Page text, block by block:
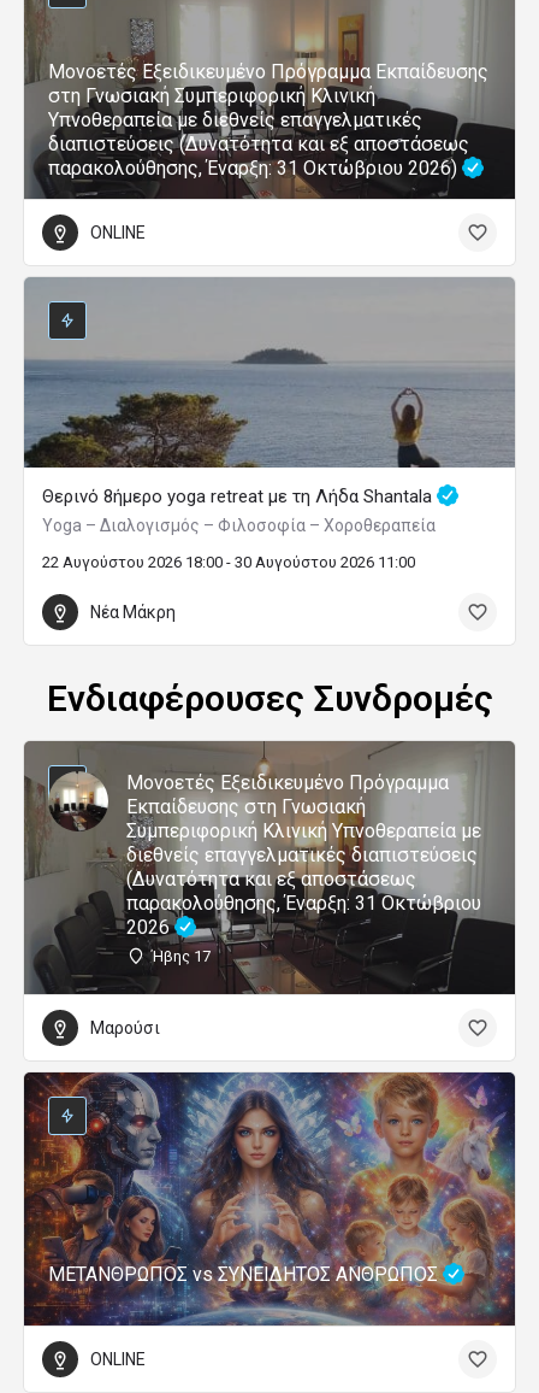
Μονοετές Εξειδικευμένο Πρόγραμμα Εκπαίδευσης
στη Γνωσιακή Συμπεριφορική Κλινική
Υπνοθεραπεία με διεθνείς επαγγελματικές
διαπιστεύσεις (Δυνατότητα και εξ αποστάσεως
παρακολούθησης, Έναρξη: 31 Οκτώβριου 2026)
ONLINE
Θερινό 8ήμερο yoga retreat με τη Λήδα Shantala
Yoga – Διαλογισμός – Φιλοσοφία – Χοροθεραπεία
22 Αυγούστου 2026 18:00 - 30 Αυγούστου 2026 11:00
Νέα Μάκρη
Ενδιαφέρουσες Συνδρομές
Μονοετές Εξειδικευμένο Πρόγραμμα
Εκπαίδευσης στη Γνωσιακή
Συμπεριφορική Κλινική Υπνοθεραπεία με
διεθνείς επαγγελματικές διαπιστεύσεις
(Δυνατότητα και εξ αποστάσεως
παρακολούθησης, Έναρξη: 31 Οκτώβριου
2026
Ήβης 17
Μαρούσι
ΜΕΤΑΝΘΡΩΠΟΣ vs ΣΥΝΕΙΔΗΤΟΣ ΑΝΘΡΩΠΟΣ
ONLINE